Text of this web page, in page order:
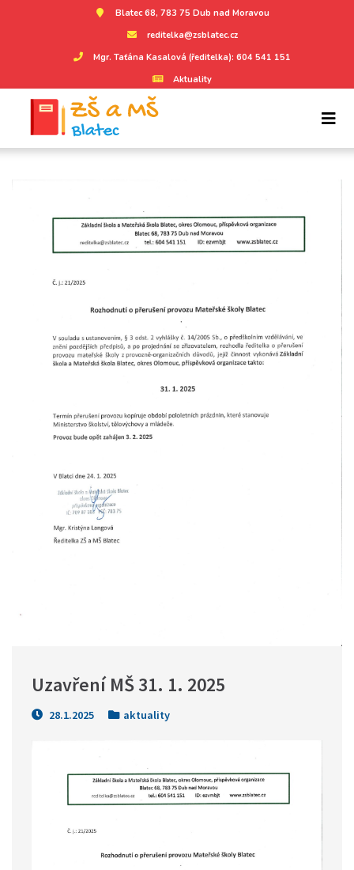
Blatec 68, 783 75 Dub nad Moravou
reditelka@zsblatec.cz
Mgr. Taťána Kasalová (ředitelka): 604 541 151
Aktuality
Uzavření MŠ 31. 1. 2025
28.1.2025 aktuality